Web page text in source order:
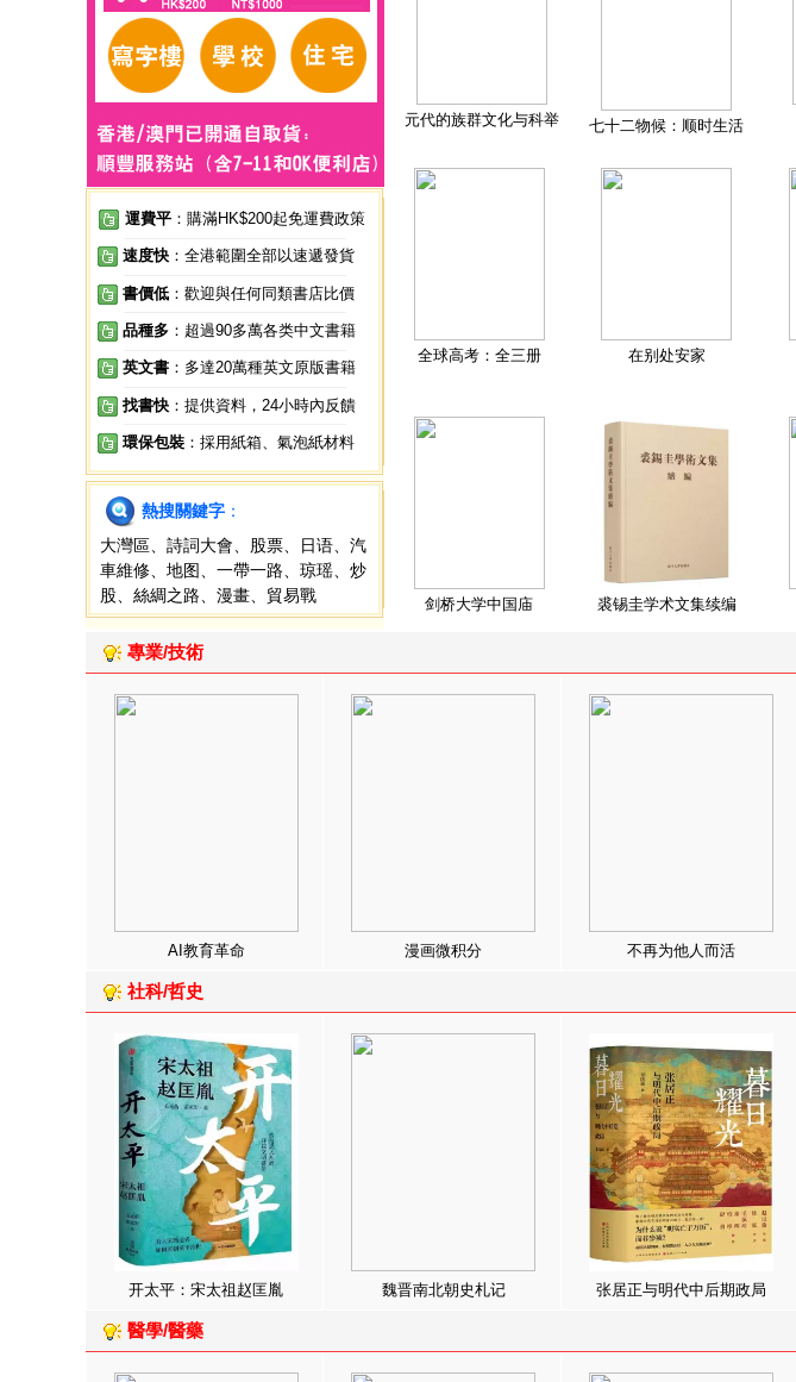
運費平 ：購滿HK$200起免運費政策
速度快 ：全港範圍全部以速遞發貨
書價低 ：歡迎與任何同類書店比價
品種多 ：超過90多萬各类中文書籍
英文書 ：多達20萬種英文原版書籍
找書快 ：提供資料，24小時內反饋
環保包裝 ：採用紙箱、氣泡紙材料
熱搜關鍵字 ：
大灣區
詩詞大會 股票 日语
汽
車維修
地图 一帶一路 琼瑶
炒
股
絲綢之路 漫畫 貿易戰
元代的族群文化与科举 七十二物候：顺时生活
全球高考：全三册 在别处安家
剑桥大学中国庙 裘锡圭学术文集续编
專業/技術
AI教育革命 漫画微积分 不再为他人而活
社科/哲史
开太平：宋太祖赵匡胤 魏晋南北朝史札记 张居正与明代中后期政局
醫學/醫藥